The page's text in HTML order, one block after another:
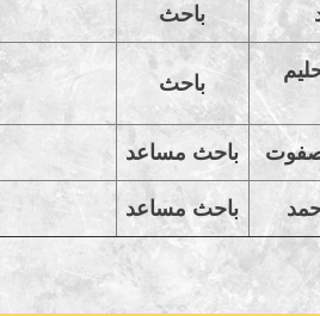
باحث
باحث
صفوت باحث مساعد
باحث مساعد